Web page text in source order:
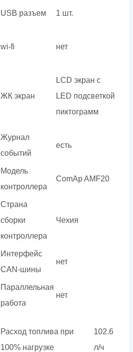
USB разъем 1 шт.
wi-fi нет
ЖК экран
LCD экран с
LED подсветкой
пиктограмм
Журнал
событий
есть
Модель
контроллера
ComAp AMF20
Страна
сборки
контроллера
Чехия
Интерфейс
CAN-шины
нет
Параллельная
работа
нет
Расход топлива при
100% нагрузке
102.6
л/ч